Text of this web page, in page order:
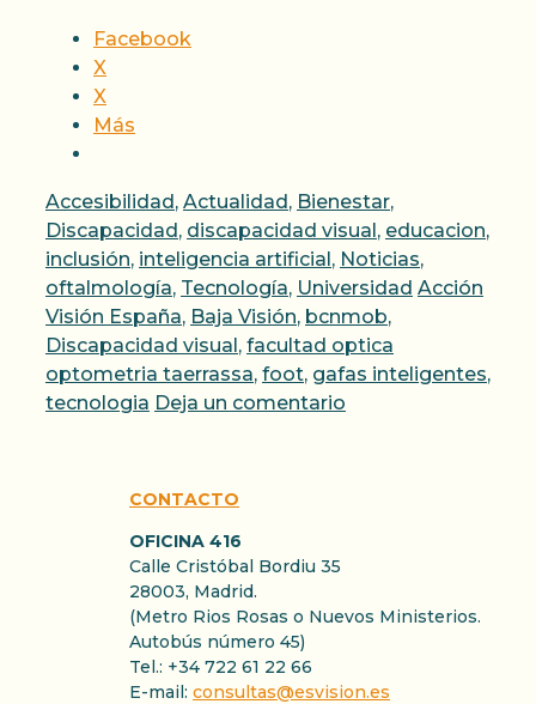
Facebook
X
X
Más
Categorías
Accesibilidad , Actualidad , Bienestar,
Discapacidad , discapacidad visual , educacion,
inclusión, inteligencia artificial , Noticias,
oftalmología, Tecnología, Universidad Etiquetas
Acción
Visión España, Baja Visión, bcnmob,
Discapacidad visual , facultad optica
optometria taerrassa, foot, gafas inteligentes,
tecnologia Deja un comentario
CONTACTO
OFICINA 416
Calle Cristóbal Bordiu 35
28003, Madrid.
(Metro Rios Rosas o Nuevos Ministerios.
Autobús número 45)
Tel.: +34 722 61 22 66
E-mail: consultas@esvision.es